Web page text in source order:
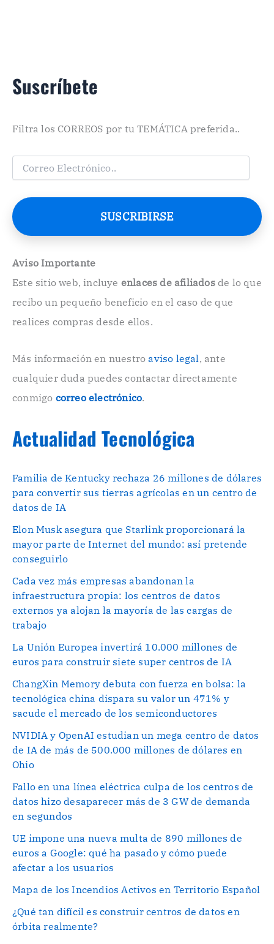
Suscríbete
Filtra los CORREOS por tu TEMÁTICA preferida..
C
e
o
e
t
ó
n
o
.
SUSCRIBIRSE
Aviso Importante
Este sitio web, incluye enlaces de afiliadosde lo que
recibo un pequeño beneficio en el caso de que
realices compras desde ellos.
Más información en nuestroaviso legal , ante
cualquier duda puedes contactar directamente
conmigo correo electrónico.
Actualidad Tecnológica
Familia de Kentucky rechaza 26 millones de dólares
para convertir sus tierras agrícolas en un centro de
datos de IA
Elon Musk asegura que Starlink proporcionará la
mayor parte de Internet del mundo: así pretende
conseguirlo
Cada vez más empresas abandonan la
infraestructura propia: los centros de datos
externos ya alojan la mayoría de las cargas de
trabajo
La Unión Europea invertirá 10.000 millones de
euros para construir siete super centros de IA
ChangXin Memory debuta con fuerza en bolsa: la
tecnológica china dispara su valor un 471% y
sacude el mercado de los semiconductores
NVIDIA y OpenAI estudian un mega centro de datos
de IA de más de 500.000 millones de dólares en
Ohio
Fallo en una línea eléctrica culpa de los centros de
datos hizo desaparecer más de 3 GW de demanda
en segundos
UE impone una nueva multa de 890 millones de
euros a Google: qué ha pasado y cómo puede
afectar a los usuarios
Mapa de los Incendios Activos en Territorio Español
¿Qué tan difícil es construir centros de datos en
órbita realmente?